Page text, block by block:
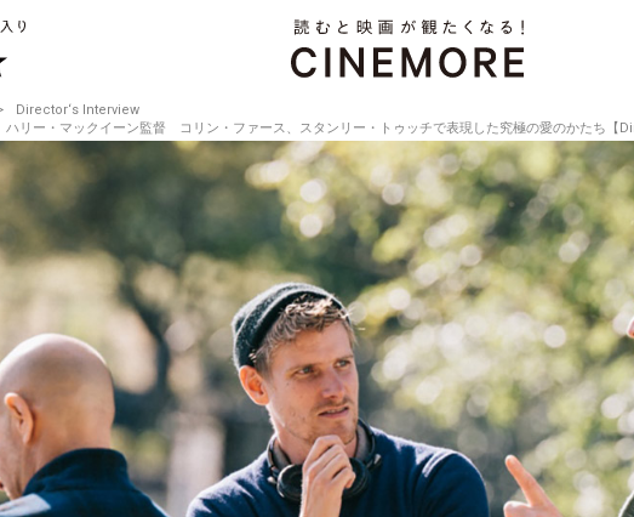
Director‘s Interview
ハリー・マックイーン監督 コリン・ファース、スタンリー・トゥッチで表現した究極の愛のかたち【